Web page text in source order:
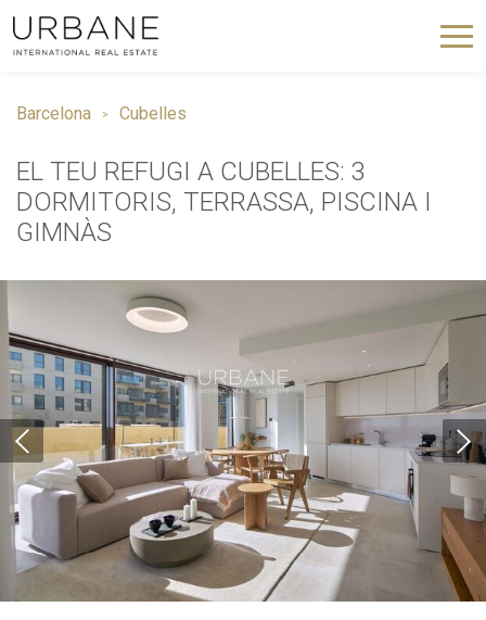
Barcelona Cubelles
EL TEU REFUGI A CUBELLES: 3
DORMITORIS, TERRASSA, PISCINA I
GIMNÀS